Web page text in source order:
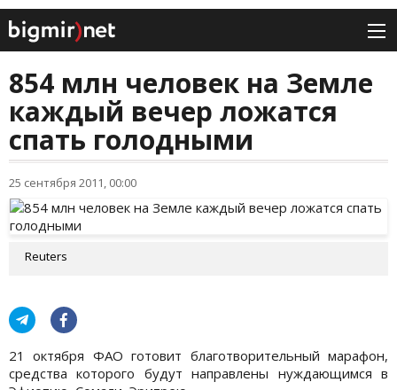
854 млн человек на Земле
каждый вечер ложатся
спать голодными
25 сентября 2011, 00:00
Reuters
21 октября ФАО готовит благотворительный марафон,
средства которого будут направлены нуждающимся в